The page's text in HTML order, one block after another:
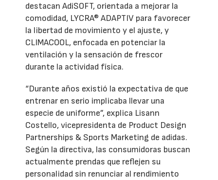
destacan AdiSOFT, orientada a mejorar la
comodidad, LYCRA® ADAPTIV para favorecer
la libertad de movimiento y el ajuste, y
CLIMACOOL, enfocada en potenciar la
ventilación y la sensación de frescor
durante la actividad física.
“Durante años existió la expectativa de que
entrenar en serio implicaba llevar una
especie de uniforme”, explica Lisann
Costello, vicepresidenta de Product Design
Partnerships & Sports Marketing de adidas.
Según la directiva, las consumidoras buscan
actualmente prendas que reflejen su
personalidad sin renunciar al rendimiento